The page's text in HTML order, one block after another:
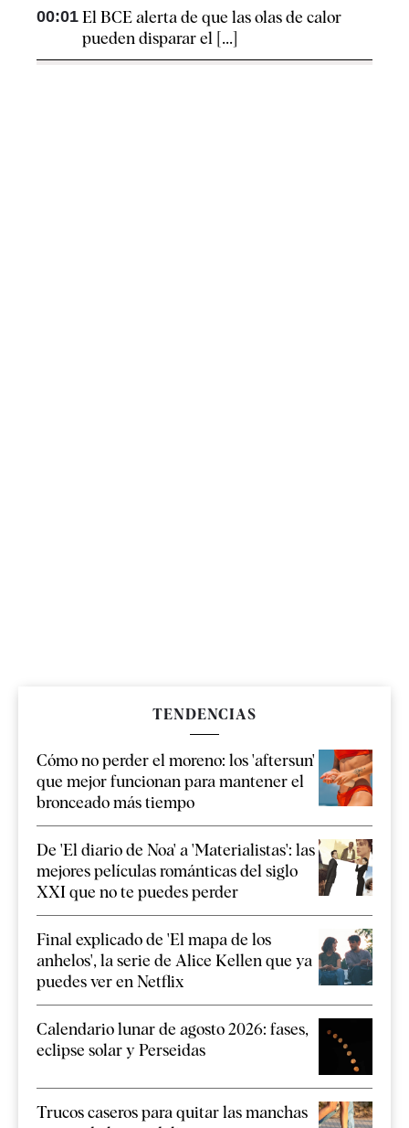
00:01 El BCE alerta de que las olas de calor
pueden disparar el [...]
TENDENCIAS
Cómo no perder el moreno: los 'aftersun'
que mejor funcionan para mantener el
bronceado más tiempo
De 'El diario de Noa' a 'Materialistas': las
mejores películas románticas del siglo
XXI que no te puedes perder
Final explicado de 'El mapa de los
anhelos', la serie de Alice Kellen que ya
puedes ver en Netflix
Calendario lunar de agosto 2026: fases,
eclipse solar y Perseidas
Trucos caseros para quitar las manchas